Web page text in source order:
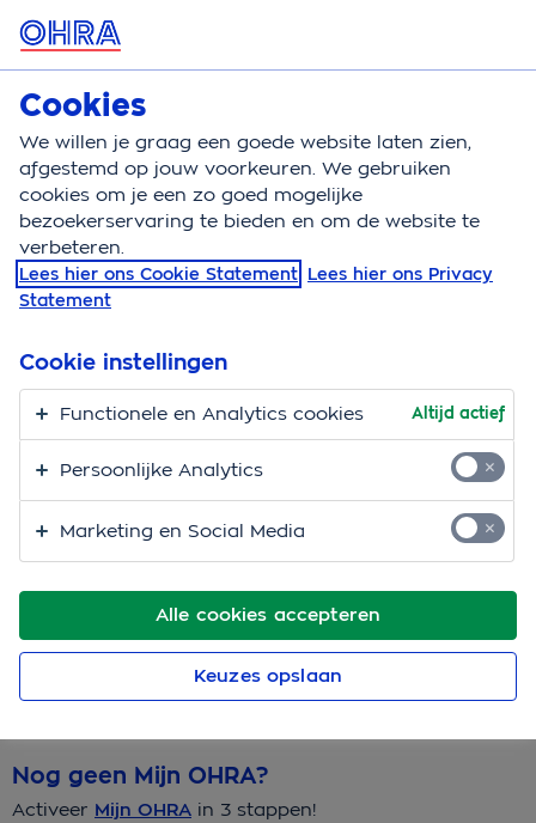
MENU
Aansprakelijkheidsverzekering
Aansprakelijkheidsverzekering Wijzigen
Onze
zelf makkelijk wijzigen
De OHRA Aansprakelijkheidsverzekering pas je heel
Mijn OHRA
Dit kun je zelf aanpassen
Adresgegevens bij een verhuizing
Dekking van je verzekering
Nog geen Mijn OHRA?
Activeer Mijn OHRA in 3 stappen!
Cookies
We willen je graag een goede website laten zien,
afgestemd op jouw voorkeuren. We gebruiken
cookies om je een zo goed mogelijke
bezoekerservaring te bieden en om de website te
verbeteren.
Lees hier ons Cookie Statement Lees hier ons Privacy
Statement
Alle cookies accepteren
Cookie instellingen
Functionele en Analytics cookies Altijd actief
Persoonlijke Analytics
Marketing en Social Media
Keuzes opslaan